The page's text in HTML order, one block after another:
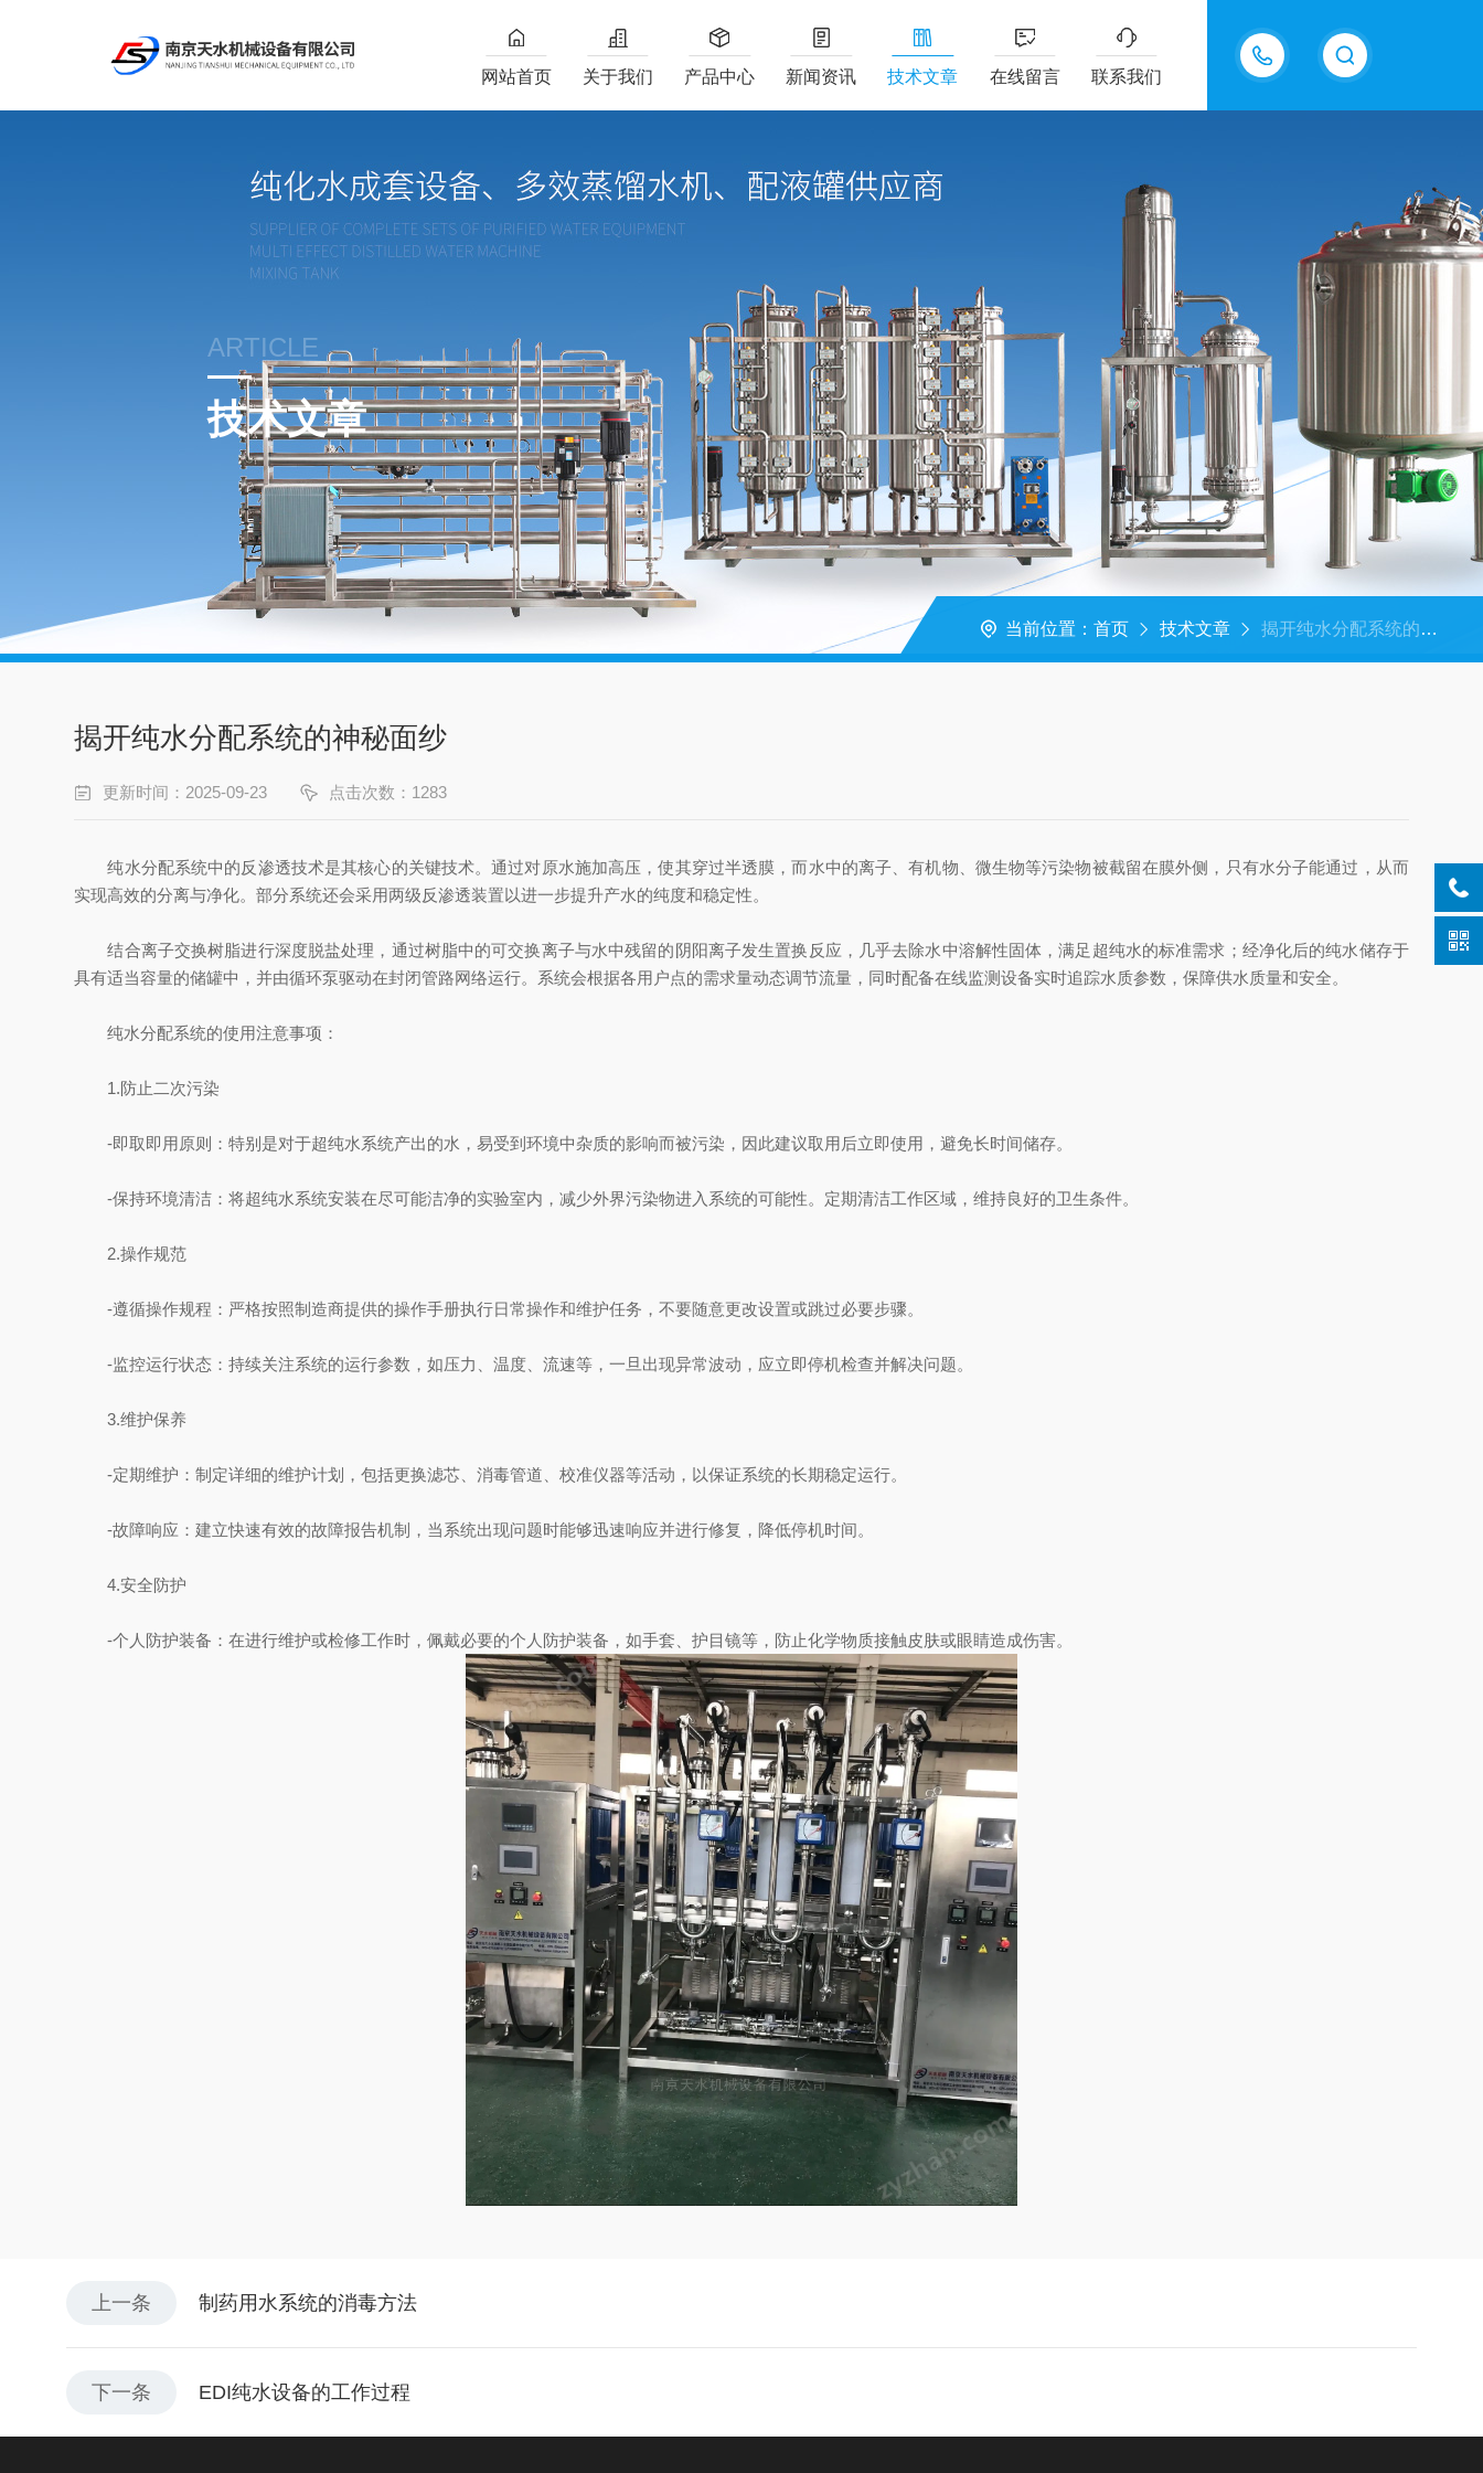
13770985289
网站首页 关于我们 产品中心 新闻资讯 技术文章 在线留言 联系我们
ARTICLE
技术文章
当前位置： 首页 技术文章 揭开纯水分配系统的神秘面纱
揭开纯水分配系统的神秘面纱
更新时间：2025-09-23 点击次数：1283
纯水分配系统中的反渗透技术是其核心的关键技术。通过对原水施加高压，使其穿过半透膜，而水中的离子、有机物、微生物等污染物被截留在膜外侧，只有水分子能通过，从而
实现高效的分离与净化。部分系统还会采用两级反渗透装置以进一步提升产水的纯度和稳定性。
结合离子交换树脂进行深度脱盐处理，通过树脂中的可交换离子与水中残留的阴阳离子发生置换反应，几乎去除水中溶解性固体，满足超纯水的标准需求；经净化后的纯水储存于
具有适当容量的储罐中，并由循环泵驱动在封闭管路网络运行。系统会根据各用户点的需求量动态调节流量，同时配备在线监测设备实时追踪水质参数，保障供水质量和安全。
纯水分配系统的使用注意事项：
1.防止二次污染
-即取即用原则：特别是对于超纯水系统产出的水，易受到环境中杂质的影响而被污染，因此建议取用后立即使用，避免长时间储存。
-保持环境清洁：将超纯水系统安装在尽可能洁净的实验室内，减少外界污染物进入系统的可能性。定期清洁工作区域，维持良好的卫生条件。
2.操作规范
-遵循操作规程：严格按照制造商提供的操作手册执行日常操作和维护任务，不要随意更改设置或跳过必要步骤。
-监控运行状态：持续关注系统的运行参数，如压力、温度、流速等，一旦出现异常波动，应立即停机检查并解决问题。
3.维护保养
-定期维护：制定详细的维护计划，包括更换滤芯、消毒管道、校准仪器等活动，以保证系统的长期稳定运行。
-故障响应：建立快速有效的故障报告机制，当系统出现问题时能够迅速响应并进行修复，降低停机时间。
4.安全防护
-个人防护装备：在进行维护或检修工作时，佩戴必要的个人防护装备，如手套、护目镜等，防止化学物质接触皮肤或眼睛造成伤害。
上一条 制药用水系统的消毒方法
下一条 EDI纯水设备的工作过程